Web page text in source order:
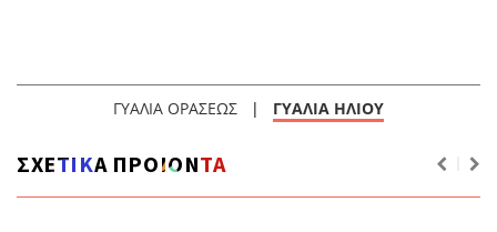
ΓΥΑΛΙΑ ΟΡΑΣΕΩΣ | ΓΥΑΛΙΑ ΗΛΙΟΥ
ΣΧΕΤΙΚΑ ΠΡΟΙΟΝΤΑ